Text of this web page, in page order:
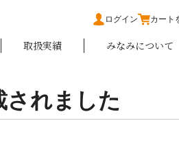
ログイン カート
取扱実績 みなみについて
されました